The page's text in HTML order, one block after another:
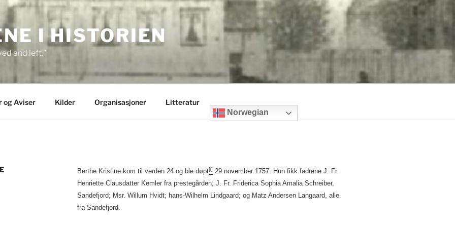
I HISTORIEN
and left.”
og Aviser Kilder Organisasjoner
Litteratur
Norwegian
Berthe Kristine kom til verden 24 og ble døpt[i] 29 november 1757. Hun fikk fadrene J. Fr.
Henriette Clausdatter Kemler fra prestegården; J. Fr. Friderica Sophia Amalia Schreiber,
Sandefjord; Msr. Willum Hvidt; hans-Wilhelm Lindgaard; og Matz Andersen Langaard, alle
fra Sandefjord.